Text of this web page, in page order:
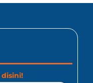
disini!